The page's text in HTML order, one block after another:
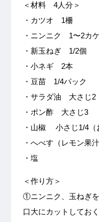
＜材料 4人分＞
・カツオ 1柵
・ニンニク 1〜2カケ
・新玉ねぎ 1/2個
・小ネギ 2本
・豆苗 1/4パック
・サラダ油 大さじ2
・ポン酢 大さじ3
・山椒 小さじ1/4（
・へべす（レモン果
・塩
＜作り方＞
①ニンニク、玉ねぎ
口大にカットしておく